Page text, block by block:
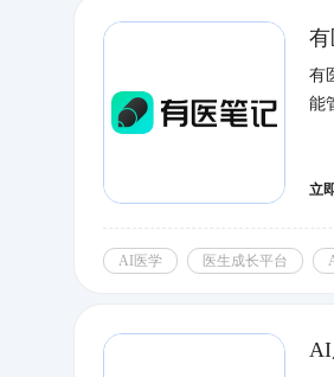
有
能
立
AI医学 医生成长平台
AI